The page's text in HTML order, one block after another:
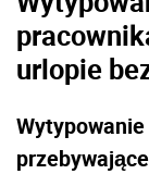
urlopie